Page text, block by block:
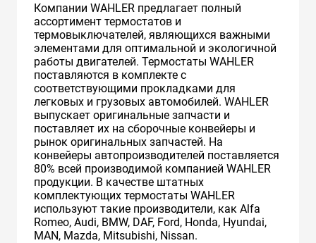
Компании WAHLER предлагает полный
ассортимент термостатов и
термовыключателей, являющихся важными
элементами для оптимальной и экологичной
работы двигателей. Термостаты WAHLER
поставляются в комплекте с
соответствующими прокладками для
легковых и грузовых автомобилей. WAHLER
выпускает оригинальные запчасти и
поставляет их на сборочные конвейеры и
рынок оригинальных запчастей. На
конвейеры автопроизводителей поставляется
80% всей производимой компанией WAHLER
продукции. В качестве штатных
комплектующих термостаты WAHLER
используют такие производители, как Alfa
Romeo, Audi, BMW, DAF, Ford, Honda, Hyundai,
MAN, Mazda, Mitsubishi, Nissan.